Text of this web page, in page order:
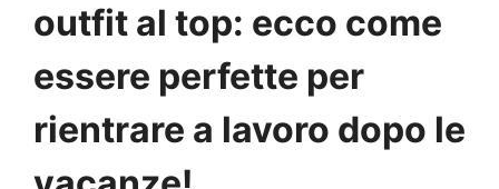
outfit al top: ecco come
essere perfette per
rientrare a lavoro dopo le